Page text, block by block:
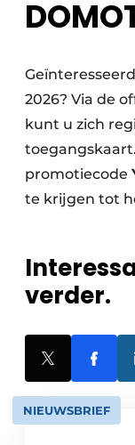
2026? Via de
kunt u zich
promotiecode
te krijgen tot
verder.
NIEUWSBRIEF